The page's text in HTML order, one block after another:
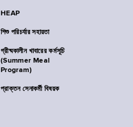
HEAP
শিশু পরিচর্যার সহায়তা
গ্রীষ্মকালীন খাবারের কর্মসূচি
(Summer Meal
Program)
প্রাক্তন সেনাকর্মী বিষয়ক